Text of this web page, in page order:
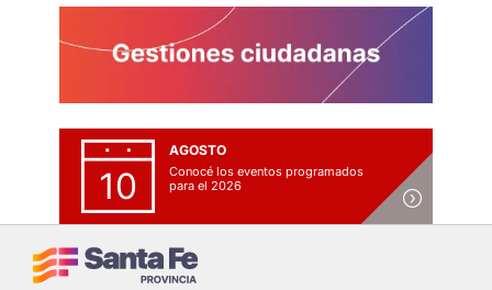
10
AGOSTO
Conocé los eventos programados
para el 2026